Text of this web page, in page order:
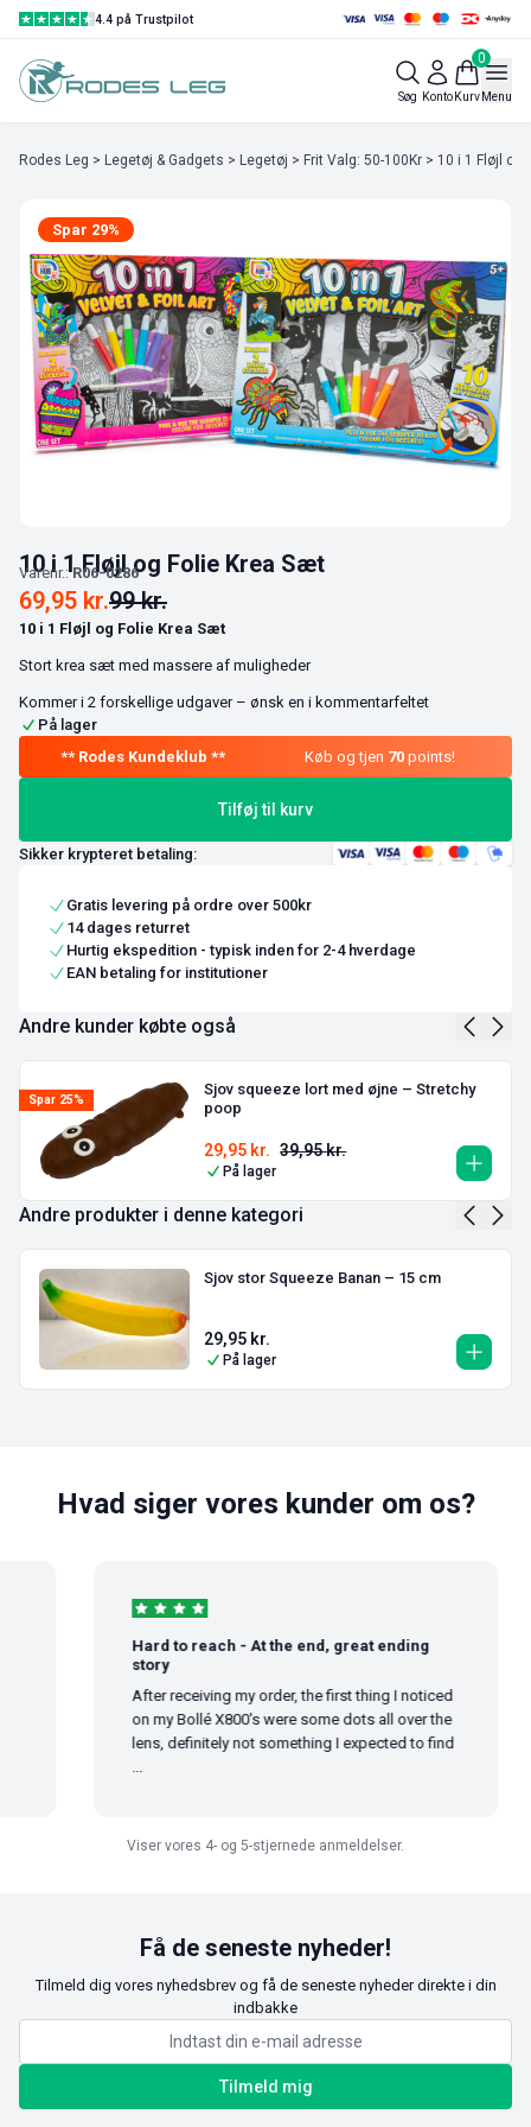
4.4 på Trustpilot
Søg Konto
0
KurvMenu
Rodes Leg > Legetøj & Gadgets > Legetøj > Frit Valg: 50-100Kr > 10 i 1 Fløjl og
Spar 29%
10 i 1 Fløjl og Folie Krea Sæt
Varenr.:R06-0286
99kr.
69,95 kr.
10 i 1 Fløjl og Folie Krea Sæt
Stort krea sæt med massere af muligheder
Kommer i 2 forskellige udgaver – ønsk en i kommentarfeltet
På lager
Køb og tjen 70points!
Tilføj til kurv
Sikker krypteret betaling:
Gratis levering på ordre over 500kr
14 dages returret
Hurtig ekspedition - typisk inden for 2-4 hverdage
EAN betaling for institutioner
Andre kunder købte også
Spar 25%
Sjov squeeze lort med øjne – Stretchy
poop
39,95kr.
29,95 kr.
På lager
Andre produkter i denne kategori
Sjov stor Squeeze Banan – 15 cm
29,95 kr.
På lager
Hvad siger vores kunder om os?
Hard to reach - At the end, great ending
story
After receiving my order, the first thing I noticed
on my Bollé X800's were some dots all over the
lens, definitely not something I expected to find
Viser vores 4- og 5-stjernede anmeldelser.
Få de seneste nyheder!
Tilmeld dig vores nyhedsbrev og få de seneste nyheder direkte i din
indbakke
Tilmeld mig